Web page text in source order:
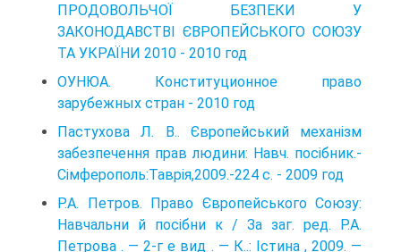
ПРОДОВОЛЬЧОЇ БЕЗПЕКИ У
ЗАКОНОДАВСТВІ ЄВРОПЕЙСЬКОГО СОЮЗУ
ТА УКРАЇНИ 2010 - 2010 год
ОУНЮА. Конституционное право
зарубежных стран - 2010 год
Пастухова Л. В.. Європейський механізм
забезпечення прав людини: Навч. посібник.-
Сімферополь:Таврія,2009.-224 с. - 2009 год
Р.А. Петров. Право Європейського Союзу:
Навчальни й посібни к / За заг. ред. Р.А.
Петрова . — 2-г е вид . — К..: Істина , 2009. —